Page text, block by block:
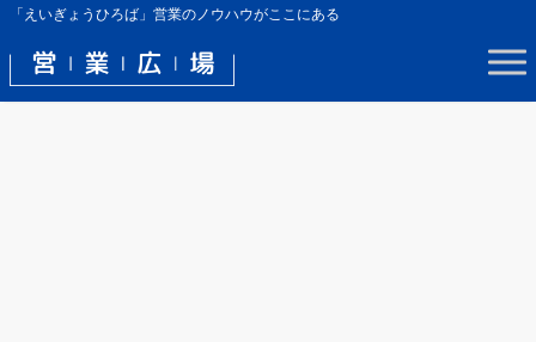
「えいぎょうひろば」営業のノウハウがここにある